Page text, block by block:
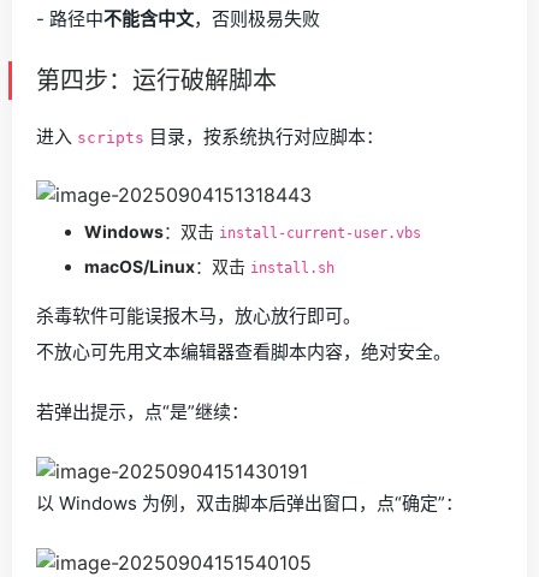
- 路径中不能含中文，否则极易失败
第四步：运行破解脚本
进入 scripts 目录，按系统执行对应脚本：
Windows：双击 install-current-user.vbs
macOS/Linux：双击 install.sh
杀毒软件可能误报木马，放心放行即可。
不放心可先用文本编辑器查看脚本内容，绝对安全。
若弹出提示，点“是”继续：
以 Windows 为例，双击脚本后弹出窗口，点“确定”：